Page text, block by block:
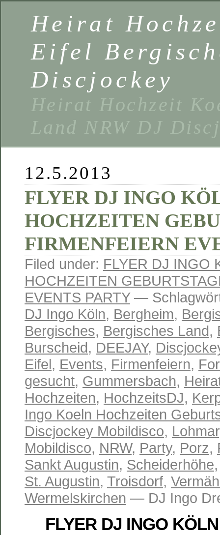
Heirat
Eifel
Discjockey
Heirat Hochzeit
Land NRW DJ
12.5.2013
FLYER DJ INGO
HOCHZEITEN
FIRMENFEIERN
Filed under: FLYER DJ INGO
HOCHZEITEN
EVENTS PARTY—
DJ Ingo Köln, Bergheim,
Bergisches, Bergisches Land,
Burscheid, DEEJAY,
Eifel, Events, Firmenfeiern,
gesucht, Gummersbach,
Hochzeiten, HochzeitsDJ,
Ingo Koeln Hochzeiten
Discjockey Mobildisco, Lohmar
Mobildisco, NRW, Party, Porz,
Sankt Augustin, Scheiderhöhe
St. Augustin, Troisdorf,
Wermelskirchen — DJ Ingo
FLYER DJ INGO